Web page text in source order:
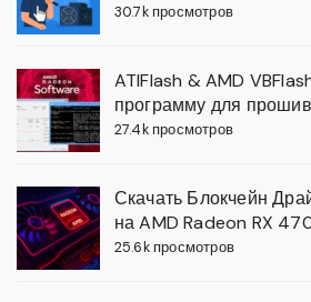
30.7k просмотров
ATIFlash & AMD
программу для
27.4k просмотров
Скачать Блокчейн
на AMD Radeon RX
25.6k просмотров